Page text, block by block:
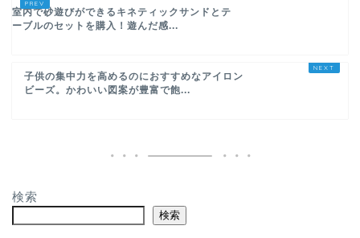
室内で砂遊びができるキネティックサンドとテ
ーブルのセットを購入！遊んだ感...
子供の集中力を高めるのにおすすめなアイロン
ビーズ。かわいい図案が豊富で飽...
検索
検索